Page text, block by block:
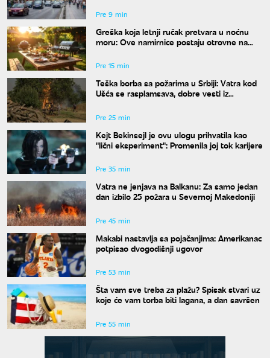
Pre 9 min
Greška koja letnji ručak pretvara u noćnu
moru: Ove namirnice postaju otrovne na
Pre 15 min
Teška borba sa požarima u Srbiji: Vatra kod
Ušća se rasplamsava, dobre vesti iz
Pre 25 min
Kejt Bekinsejl je ovu ulogu prihvatila kao
"lični eksperiment": Promenila joj tok karijere
Pre 35 min
Vatra ne jenjava na Balkanu: Za samo jedan
dan izbilo 25 požara u Severnoj Makedoniji
Pre 45 min
Makabi nastavlja sa pojačanjima: Amerikanac
potpisao dvogodišnji ugovor
Pre 53 min
Šta vam sve treba za plažu? Spisak stvari uz
koje će vam torba biti lagana, a dan savršen
Pre 55 min